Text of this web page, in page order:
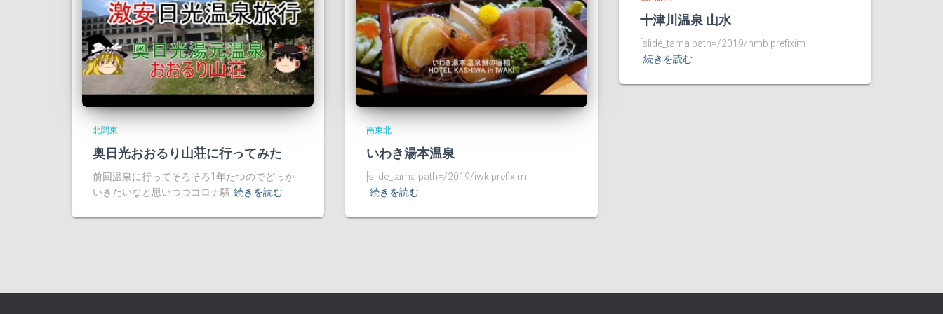
北関東
奥日光おおるり山荘に行ってみた
前回温泉に行ってそろそろ1年たつのでどっか
いきたいなと思いつつコロナ騒 続きを読む
南東北
いわき湯本温泉
[slide_tama path=/2019/iwk prefixim
続きを読む
十津川温泉 山水
[slide_tama path=/2019/nmb prefixim
続きを読む